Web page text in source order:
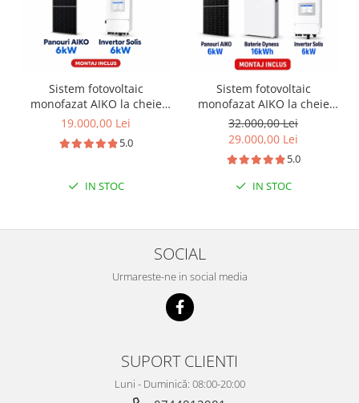
Sistem fotovoltaic
monofazat AIKO la cheie
6kW + instalare
19.000,00 Lei
5.0
IN STOC
Sistem fotovoltaic
monofazat AIKO la cheie
6kW + baterie Dyness
16kWh + instalare
32.000,00 Lei
29.000,00 Lei
5.0
IN STOC
SOCIAL
Urmareste-ne in social media
SUPORT CLIENTI
Luni - Duminică: 08:00-20:00